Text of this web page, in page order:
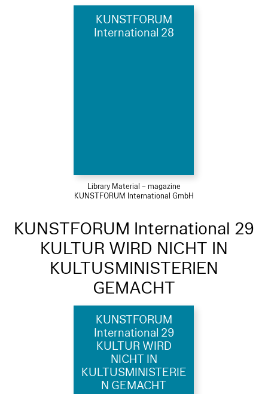
KUNSTFORUM
International 28
Library Material – magazine
KUNSTFORUM International GmbH
KUNSTFORUM International 29
KULTUR WIRD NICHT IN
KULTUSMINISTERIEN
GEMACHT
KUNSTFORUM
International 29
KULTUR WIRD
NICHT IN
KULTUSMINISTERIE
N GEMACHT